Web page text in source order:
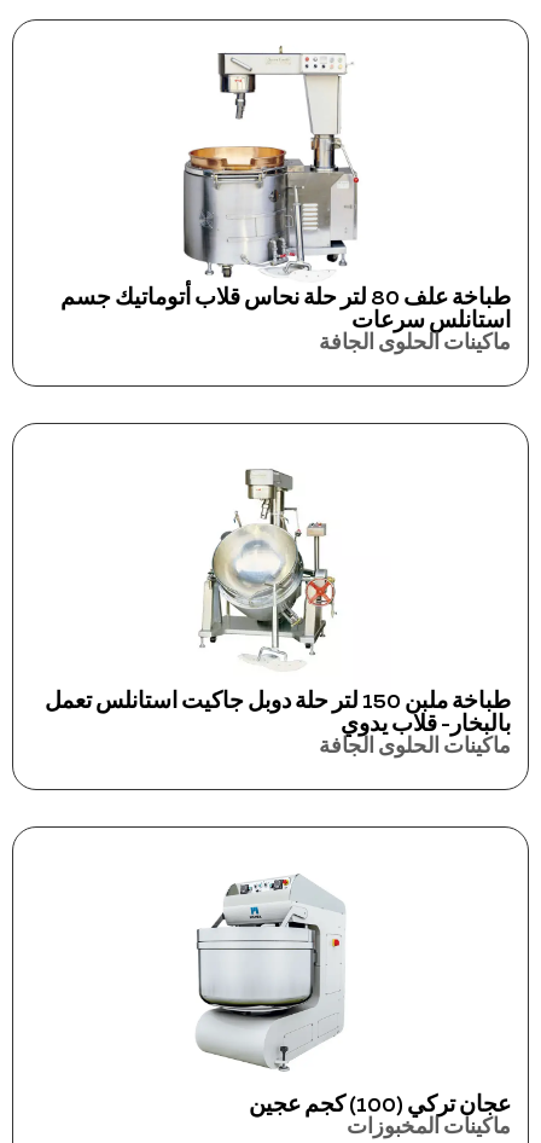
طباخة علف 80 لتر حلة نحاس قلاب أتوماتيك جسم
استانلس سرعات
ماكينات الحلوى الجافة
طباخة ملبن 150 لتر حلة دوبل جاكيت استانلس تعمل
بالبخار- قلاب يدوي
ماكينات الحلوى الجافة
عجان تركي (100) كجم عجين
ماكينات المخبوزات